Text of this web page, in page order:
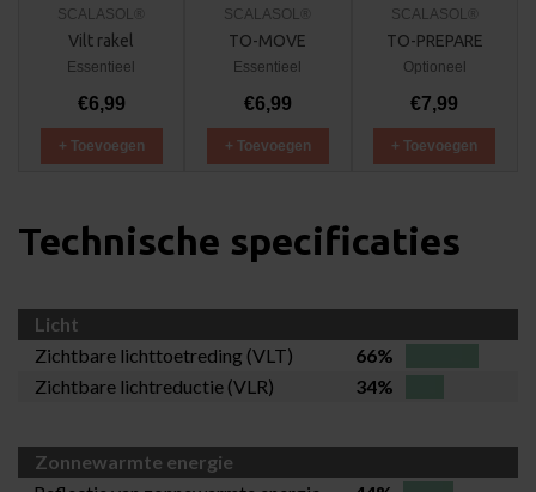
SCALASOL®
Vilt rakel
Essentieel
€6,99
+ Toevoegen
SCALASOL®
TO-MOVE
Essentieel
€6,99
+ Toevoegen
SCALASOL®
TO-PREPARE
Optioneel
€7,99
+ Toevoegen
Technische specificaties
Licht
Zichtbare lichttoetreding (VLT)
66%
Zichtbare lichtreductie (VLR)
34%
Zonnewarmte energie